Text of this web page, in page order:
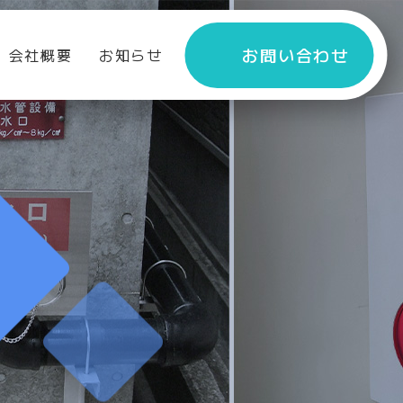
会社概要 お知らせ お問い合わせ